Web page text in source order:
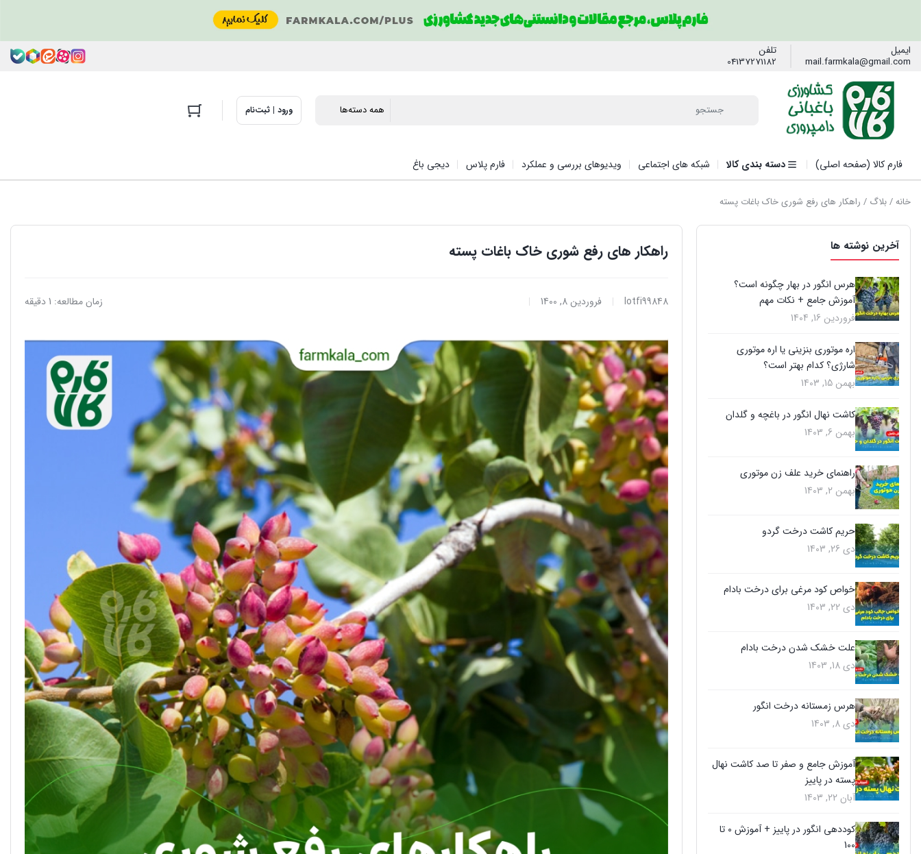
ایمیل
mail.farmkala@gmail.com
تلفن
04137271182
ورود | ثبت‌نام
فارم کالا (صفحه اصلی) دسته بندی کالا شبکه های اجتماعی ویدیوهای بررسی و عملکرد فارم پلاس دیجی باغ
خانه/بلاگ / راهکار های رفع شوری خاک باغات پسته
آخرین نوشته ها
هرس انگور در بهار چگونه است؟
آموزش جامع + نکات مهم
فروردین 16, 1404
اره موتوری بنزینی یا اره موتوری
شارژی؟ کدام بهتر است؟
بهمن 15, 1403
کاشت نهال انگور در باغچه و گلدان
بهمن 6, 1403
راهنمای خرید علف زن موتوری
بهمن 2, 1403
حریم کاشت درخت گردو
دی 26, 1403
خواص کود مرغی برای درخت بادام
دی 22, 1403
علت خشک شدن درخت بادام
دی 18, 1403
هرس زمستانه درخت انگور
دی 8, 1403
آموزش جامع و صفر تا صد کاشت نهال
پسته در پاییز
آبان 22, 1403
کوددهی انگور در پاییز + آموزش 0 تا
100
راهکار های رفع شوری خاک باغات پسته
lotfi99848 فروردین 8, 1400 زمان مطالعه: 1 دقیقه